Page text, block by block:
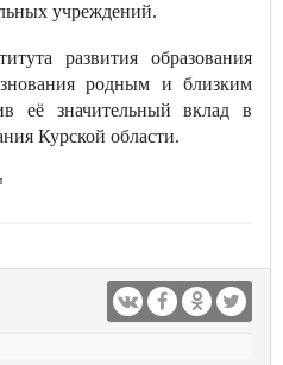
учреждений.
развития образования
родным и близким
её значительный вклад в
Курской области.